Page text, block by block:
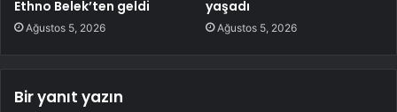
Ethno Belek’ten geldi
Ağustos 5, 2026
yaşadı
Ağustos 5, 2026
Bir yanıt yazın